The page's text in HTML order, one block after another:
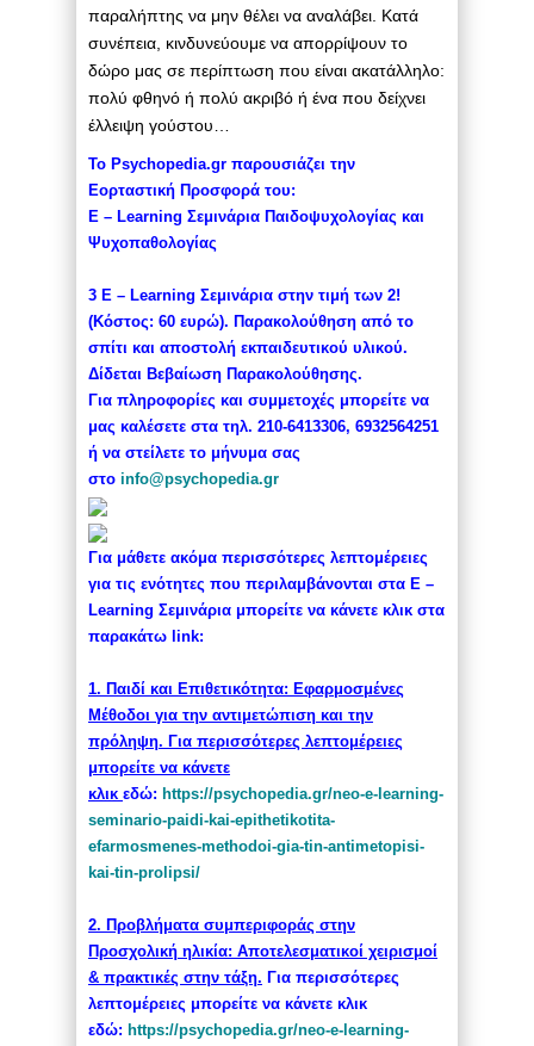
παραλήπτης να μην θέλει να αναλάβει. Κατά
συνέπεια, κινδυνεύουμε να απορρίψουν το
δώρο μας σε περίπτωση που είναι ακατάλληλο:
πολύ φθηνό ή πολύ ακριβό ή ένα που δείχνει
έλλειψη γούστου…
To Psychopedia.gr παρουσιάζει την
Εορταστική Προσφορά του:
Ε – Learning Σεμινάρια Παιδοψυχολογίας και
Ψυχοπαθολογίας
3 E – Learning Σεμινάρια στην τιμή των 2!
(Κόστος: 60 ευρώ). Παρακολούθηση από το
σπίτι και αποστολή εκπαιδευτικού υλικού.
Δίδεται Βεβαίωση Παρακολούθησης.
Για πληροφορίες και συμμετοχές μπορείτε να
μας καλέσετε στα τηλ. 210-6413306, 6932564251
ή να στείλετε το μήνυμα σας
στο info@psychopedia.gr
Για μάθετε ακόμα περισσότερες λεπτομέρειες
για τις ενότητες που περιλαμβάνονται στα Ε –
Learning Σεμινάρια μπορείτε να κάνετε κλικ στα
παρακάτω link:
1. Παιδί και Επιθετικότητα: Εφαρμοσμένες
Μέθοδοι για την αντιμετώπιση και την
πρόληψη. Για περισσότερες λεπτομέρειες
μπορείτε να κάνετε
κλικ εδώ: https://psychopedia.gr/neo-e-learning-
seminario-paidi-kai-epithetikotita-
efarmosmenes-methodoi-gia-tin-antimetopisi-
kai-tin-prolipsi/
2. Προβλήματα συμπεριφοράς στην
Προσχολική ηλικία: Αποτελεσματικοί χειρισμοί
& πρακτικές στην τάξη. Για περισσότερες
λεπτομέρειες μπορείτε να κάνετε κλικ
εδώ: https://psychopedia.gr/neo-e-learning-